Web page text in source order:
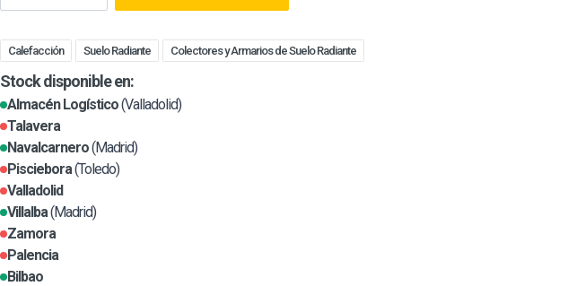
Calefacción Suelo Radiante Colectores y Armarios de Suelo Radiante
Stock disponible en:
Almacén Logístico(Valladolid)
Talavera
Navalcarnero(Madrid)
Pisciebora(Toledo)
Valladolid
Villalba(Madrid)
Zamora
Palencia
Bilbao